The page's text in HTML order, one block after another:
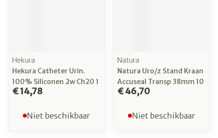
Hekura
Hekura Catheter Urin.
100% Siliconen 2w Ch20 1
€ 14,78
Niet beschikbaar
Natura
Natura Uro/z Stand Kraan
Accuseal Transp 38mm 10
€ 46,70
Niet beschikbaar